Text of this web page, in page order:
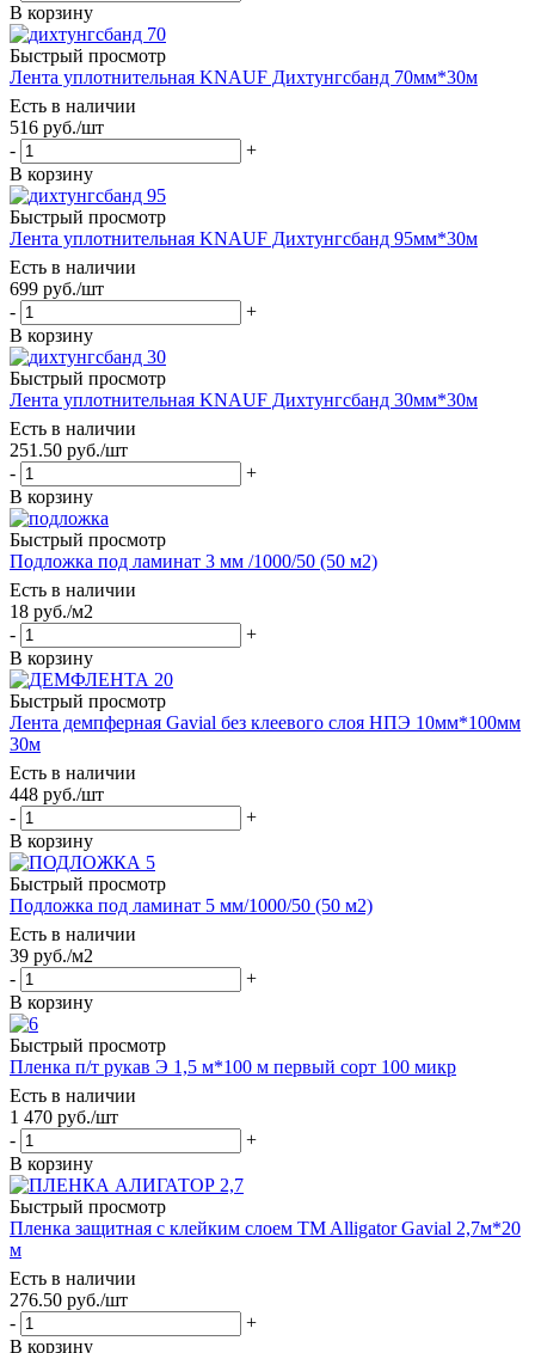
В корзину
Быстрый просмотр
Лента уплотнительная KNAUF Дихтунгсбанд 70мм*30м
Есть в наличии
516 руб./шт
-
+
В корзину
Быстрый просмотр
Лента уплотнительная KNAUF Дихтунгсбанд 95мм*30м
Есть в наличии
699 руб./шт
-
+
В корзину
Быстрый просмотр
Лента уплотнительная KNAUF Дихтунгсбанд 30мм*30м
Есть в наличии
251.50 руб./шт
-
+
В корзину
Быстрый просмотр
Подложка под ламинат 3 мм /1000/50 (50 м2)
Есть в наличии
18 руб./м2
-
+
В корзину
Быстрый просмотр
Лента демпферная Gavial без клеевого слоя НПЭ 10мм*100мм
30м
Есть в наличии
448 руб./шт
-
+
В корзину
Быстрый просмотр
Подложка под ламинат 5 мм/1000/50 (50 м2)
Есть в наличии
39 руб./м2
-
+
В корзину
Быстрый просмотр
Пленка п/т рукав Э 1,5 м*100 м первый сорт 100 микр
Есть в наличии
1 470 руб./шт
-
+
В корзину
Быстрый просмотр
Пленка защитная с клейким слоем TM Alligator Gavial 2,7м*20
м
Есть в наличии
276.50 руб./шт
-
+
В корзину